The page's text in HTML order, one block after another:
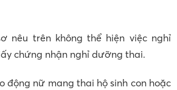
nêu trên không thể hiện việc nghỉ
chứng nhận nghỉ dưỡng thai.
động nữ mang thai hộ sinh con hoặc